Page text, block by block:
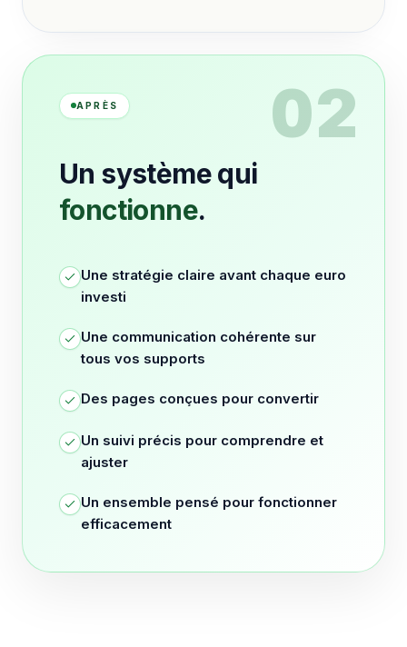
02
APRÈS
Un système qui
fonctionne.
Une stratégie claire avant chaque euro
investi
Une communication cohérente sur
tous vos supports
Des pages conçues pour convertir
Un suivi précis pour comprendre et
ajuster
Un ensemble pensé pour fonctionner
efficacement